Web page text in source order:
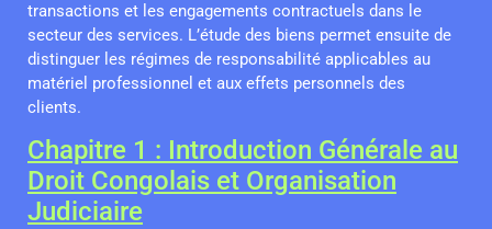
transactions et les engagements contractuels dans le
secteur des services. L’étude des biens permet ensuite de
distinguer les régimes de responsabilité applicables au
matériel professionnel et aux effets personnels des
clients.
Chapitre 1 : Introduction Générale au
Droit Congolais et Organisation
Judiciaire